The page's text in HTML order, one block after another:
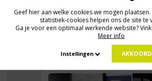
Pinterest Innovatieve
Geef hier aan welke cookies we mogen
statistiek-cookies helpen ons de site te
Ga je voor een optimaal werkende website?
Meer info
Instellingen AKKOORD